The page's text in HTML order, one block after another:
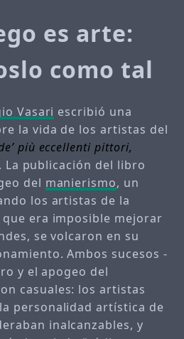
es arte:
como tal
Vasari escribió una
la vida de los artistas del
più eccellenti pittori,
. La publicación del libro
del manierismo, un
los artistas de la
era imposible mejorar
se volcaron en su
Ambos sucesos -
y el apogeo del
casuales: los artistas
personalidad artística de
inalcanzables, y